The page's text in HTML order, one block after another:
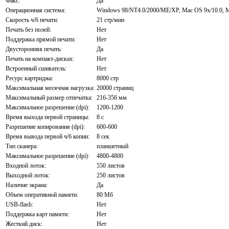
Операционная система:
Windows 98/NT4.0/2000/ME/XP, Mac OS 9x/10.0,
Скорость ч/б печати:
21 стр/мин
Печать без полей:
Нет
Поддержка прямой печати:
Нет
Двусторонняя печать:
Да
Печать на компакт-дисках:
Нет
Встроенный сшиватель:
Нет
Ресурс картриджа:
8000 стр
Максимальная месячная нагрузка: 20000 страниц
Максимальный размер отпечатка: 216-356 мм
Максимальное разрешение (dpi):
1200-1200
Время выхода первой страницы:
8 с
Разрешение копирования (dpi):
600-600
Время вывода первой ч/б копии:
8 сек
Тип сканера:
планшетный
Максимальное разрешение (dpi):
4800-4800
Входной лоток:
550 листов
Выходной лоток:
250 листов
Наличие экрана:
Да
Объем оперативной памяти:
80 Мб
USB-flash:
Нет
Поддержка карт памяти:
Нет
Жесткий диск:
Нет